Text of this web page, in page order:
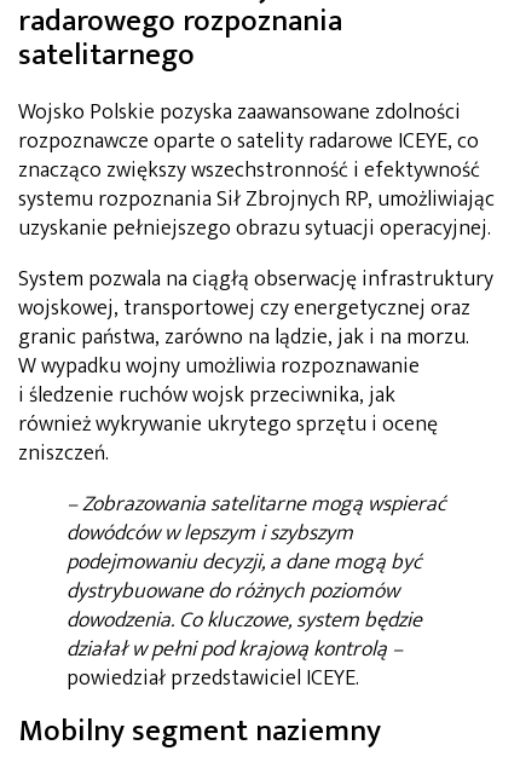
radarowego rozpoznania
satelitarnego
Wojsko Polskie pozyska zaawansowane zdolności
rozpoznawcze oparte o satelity radarowe ICEYE, co
znacząco zwiększy wszechstronność i efektywność
systemu rozpoznania Sił Zbrojnych RP, umożliwiając
uzyskanie pełniejszego obrazu sytuacji operacyjnej.
System pozwala na ciągłą obserwację infrastruktury
wojskowej, transportowej czy energetycznej oraz
granic państwa, zarówno na lądzie, jak i na morzu.
W wypadku wojny umożliwia rozpoznawanie
i śledzenie ruchów wojsk przeciwnika, jak
również wykrywanie ukrytego sprzętu i ocenę
zniszczeń.
–Zobrazowania satelitarne mogą wspierać
dowódców w lepszym i szybszym
podejmowaniu decyzji, a dane mogą być
dystrybuowane do różnych poziomów
dowodzenia. Co kluczowe, system będzie
działał w pełni pod krajową kontrolą –
powiedział przedstawiciel ICEYE.
Mobilny segment naziemny